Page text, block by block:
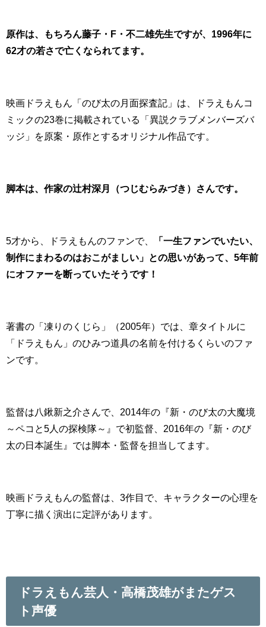
原作は、もちろん藤子・F・不二雄先生ですが、1996年に
62才の若さで亡くなられてます。
映画ドラえもん「のび太の月面探査記」は、ドラえもんコ
ミックの23巻に掲載されている「異説クラブメンバーズバ
ッジ」を原案・原作とするオリジナル作品です。
脚本は、作家の辻村深月（つじむらみづき）さんです。
5才から、ドラえもんのファンで、
「一生ファンでいたい、
制作にまわるのはおこがましい」との思いがあって、 5年前
にオファーを断っていたそうです！
著書の「凍りのくじら」（2005年）では、章タイトルに
「ドラえもん」のひみつ道具の名前を付けるくらいのファ
ンです。
監督は八鍬新之介さんで、2014年の『新・のび太の大魔境
～ペコと5人の探検隊～』で初監督、2016年の『新・のび
太の日本誕生』では脚本・監督を担当してます。
映画ドラえもんの監督は、3作目で、キャラクターの心理を
丁寧に描く演出に定評があります。
ドラえもん芸人・高橋茂雄がまたゲス
ト声優